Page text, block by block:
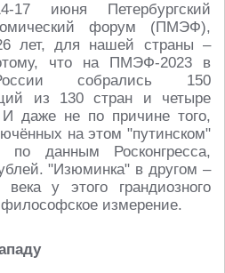
17 июня Петербургский
форум (ПМЭФ),
лет, для нашей страны –
что на ПМЭФ-2023 в
собрались 150
из 130 стран и четыре
даже не по причине того,
на этом "путинском"
данным Росконгресса,
"Изюминка" в другом –
у этого грандиозного
измерение.